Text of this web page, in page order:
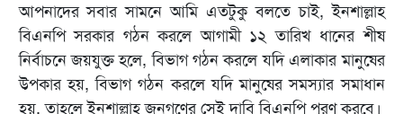
আপনাদের সবার সামনে আমি এতটুকু বলতে চাই, ইনশাল্লাহ
বিএনপি সরকার গঠন করলে আগামী ১২ তারিখ ধানের শীষ
নির্বাচনে জয়যুক্ত হলে, বিভাগ গঠন করলে যদি এলাকার মানুষের
উপকার হয়, বিভাগ গঠন করলে যদি মানুষের সমস্যার সমাধান
হয়, তাহলে ইনশাল্লাহ জনগণের সেই দাবি বিএনপি পূরণ করবে।